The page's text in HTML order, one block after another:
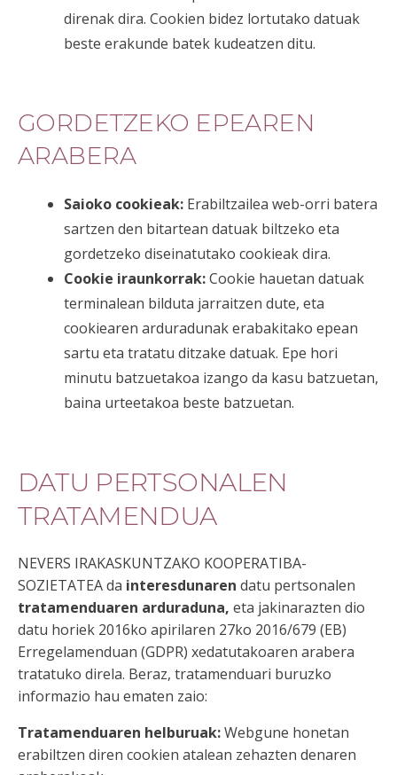
direnak dira. Cookien bidez lortutako datuak
beste erakunde batek kudeatzen ditu.
GORDETZEKO EPEAREN
ARABERA
Saioko cookieak: Erabiltzailea web-orri batera
sartzen den bitartean datuak biltzeko eta
gordetzeko diseinatutako cookieak dira.
Cookie iraunkorrak:Cookie hauetan datuak
terminalean bilduta jarraitzen dute, eta
cookiearen arduradunak erabakitako epean
sartu eta tratatu ditzake datuak. Epe hori
minutu batzuetakoa izango da kasu batzuetan,
baina urteetakoa beste batzuetan.
DATU PERTSONALEN
TRATAMENDUA
NEVERS IRAKASKUNTZAKO KOOPERATIBA-
SOZIETATEA da interesdunaren datu pertsonalen
tratamenduaren arduraduna, eta jakinarazten dio
datu horiek 2016ko apirilaren 27ko 2016/679 (EB)
Erregelamenduan (GDPR) xedatutakoaren arabera
tratatuko direla. Beraz, tratamenduari buruzko
informazio hau ematen zaio:
Tratamenduaren helburuak:Webgune honetan
erabiltzen diren cookien atalean zehazten denaren